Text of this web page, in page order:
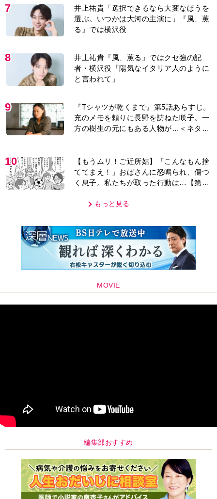
7
井上祐貴「選択できるなら大変なほうを
選ぶ。いつかは大河の主演に」『風、薫
る』では横沢役
8
井上祐貴『風、薫る』ではクセ強の記
者・横沢役「陽気なイタリア人のように
と言われて」
9
『Tシャツが乾くまで』第5話あらすじ。
充のメモを頼りに長野を訪ねた咲子。一
方の樹生の元にもある人物が…＜ネタバ
10
【もうムリ！ご近所姑】「こんなもん捨
ててまえ！」おばさんに怒鳴られ、傷つ
く息子。私たちが取った行動は…【第3
もっと見る
MOVIE
編集部おすすめ